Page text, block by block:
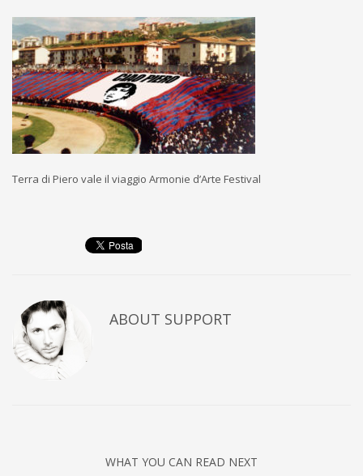
Terra di Piero vale il viaggio Armonie d’Arte Festival
ABOUT SUPPORT
WHAT YOU CAN READ NEXT